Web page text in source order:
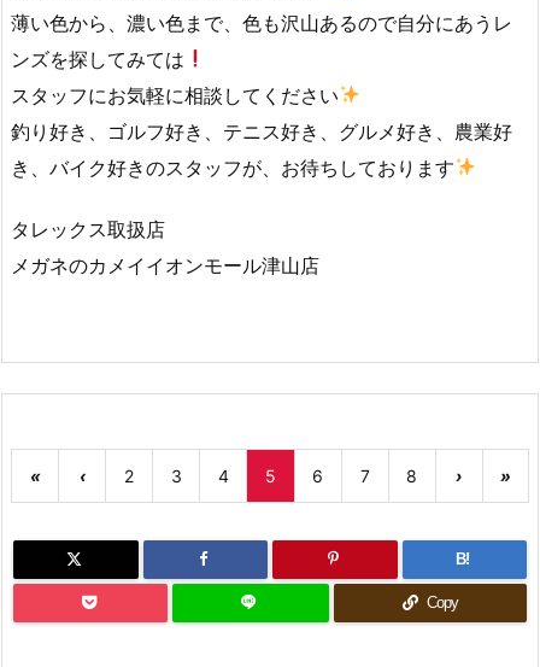
薄い色から、濃い色まで、色も沢山あるので自分にあうレ
ンズを探してみては
スタッフにお気軽に相談してください
釣り好き、ゴルフ好き、テニス好き、グルメ好き、農業好
き、バイク好きのスタッフが、お待ちしております
タレックス取扱店
メガネのカメイイオンモール津山店
« ‹ 2 3 4 5 6 7 8 › »
B!
Copy